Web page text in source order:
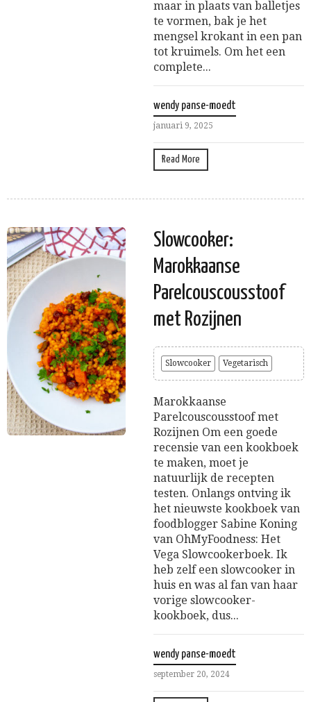
maar in plaats van balletjes
te vormen, bak je het
mengsel krokant in een pan
tot kruimels. Om het een
complete...
wendy panse-moedt
januari 9, 2025
Read More
Slowcooker:
Marokkaanse
Parelcouscousstoof
met Rozijnen
Slowcooker Vegetarisch
Marokkaanse
Parelcouscousstoof met
Rozijnen Om een goede
recensie van een kookboek
te maken, moet je
natuurlijk de recepten
testen. Onlangs ontving ik
het nieuwste kookboek van
foodblogger Sabine Koning
van OhMyFoodness: Het
Vega Slowcookerboek. Ik
heb zelf een slowcooker in
huis en was al fan van haar
vorige slowcooker-
kookboek, dus...
wendy panse-moedt
september 20, 2024